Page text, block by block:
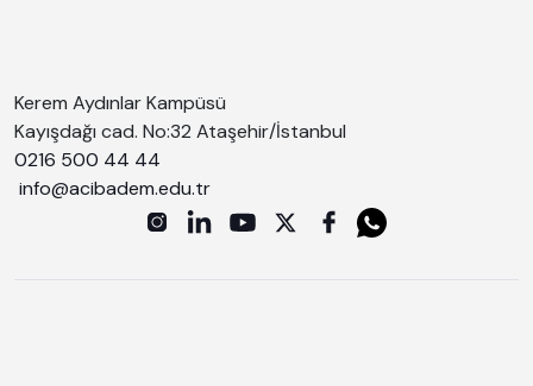
Kerem Aydınlar Kampüsü
Kayışdağı cad. No:32 Ataşehir/İstanbul
0216 500 44 44
info@acibadem.edu.tr